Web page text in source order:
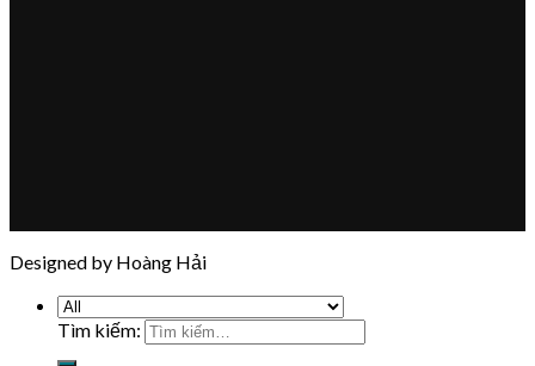
Designed by Hoàng Hải
Tìm kiếm: